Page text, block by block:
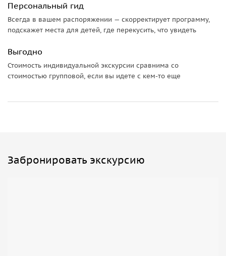
Персональный гид
Всегда в вашем распоряжении — скорректирует программу,
подскажет места для детей, где перекусить, что увидеть
Выгодно
Стоимость индивидуальной экскурсии сравнима со
стоимостью групповой, если вы идете с кем-то еще
Забронировать экскурсию